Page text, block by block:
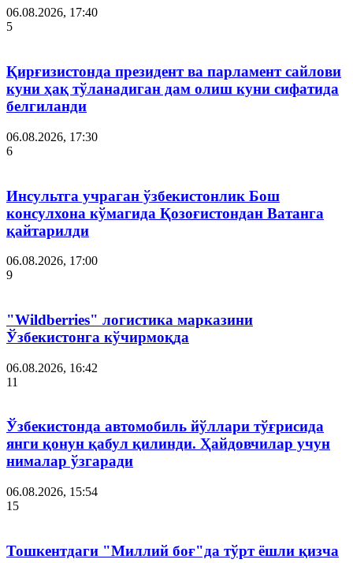
06.08.2026, 17:40
5
Қирғизистонда президент ва парламент сайлови
куни ҳақ тўланадиган дам олиш куни сифатида
белгиланди
06.08.2026, 17:30
6
Инсультга учраган ўзбекистонлик Бош
консулхона кўмагида Қозоғистондан Ватанга
қайтарилди
06.08.2026, 17:00
9
"Wildberries" логистика марказини
Ўзбекистонга кўчирмоқда
06.08.2026, 16:42
11
Ўзбекистонда автомобиль йўллари тўғрисида
янги қонун қабул қилинди. Ҳайдовчилар учун
нималар ўзгаради
06.08.2026, 15:54
15
Тошкентдаги "Миллий боғ"да тўрт ёшли қизча